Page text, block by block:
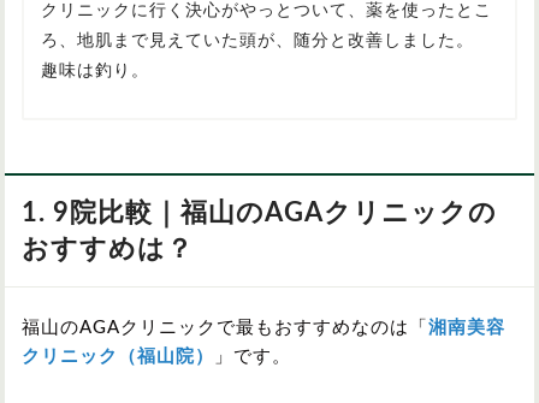
クリニックに行く決心がやっとついて、薬を使ったとこ
ろ、地肌まで見えていた頭が、随分と改善しました。
趣味は釣り。
1. 9院比較｜福山のAGAクリニックの
おすすめは？
福山のAGAクリニックで最もおすすめなのは「 湘南美容
クリニック（福山院）
」です。